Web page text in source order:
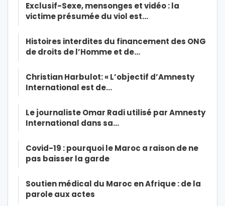
Exclusif-Sexe, mensonges et vidéo : la
victime présumée du viol est…
Histoires interdites du financement des ONG
de droits de l’Homme et de…
Christian Harbulot: « L’objectif d’Amnesty
International est de…
Le journaliste Omar Radi utilisé par Amnesty
International dans sa…
Covid-19 : pourquoi le Maroc a raison de ne
pas baisser la garde
Soutien médical du Maroc en Afrique : de la
parole aux actes